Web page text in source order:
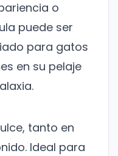
o
puede ser
para gatos
en su pelaje
tanto en
Ideal para